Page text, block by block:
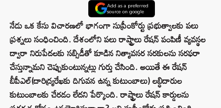
Add as a preferred
source on google
నేడు ఒక కేసు విచారణలో భాగంగా సుప్రీంకోర్టు ప్రభుత్వాలకు పలు
ప్రశ్నలు సంధించింది. దేశంలోని పలు రాష్ట్రాలు రేషన్ పంపిణీ వ్యవస్థల
ద్వారా నిరుపేదలకు సబ్సిడీతో కూడిన నిత్యావసర సరకులను సరఫరా
చేస్తున్నామని చెప్పుకుంటున్నట్లు గుర్తు చేసింది. అయితే ఈ రేషన్
బీపీఎల్(దారిద్య్రరేఖకు దిగువన ఉన్న కుటుంబాలు) లబ్ధిదారుల
కుటుంబాలకు చేరడం లేదని పేర్కొంది. రాష్ట్రాలు రేషన్ కార్డులను